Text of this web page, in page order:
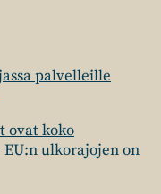
palvelleille
ovat koko
ulkorajojen on